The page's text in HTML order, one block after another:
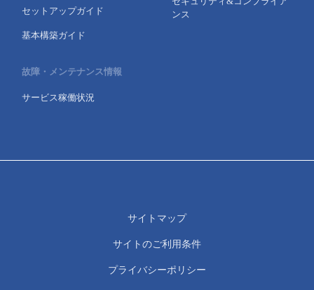
セットアップガイド
基本構築ガイド
故障・メンテナンス情報
サービス稼働状況
ンス
サイトマップ
サイトのご利用条件
プライバシーポリシー